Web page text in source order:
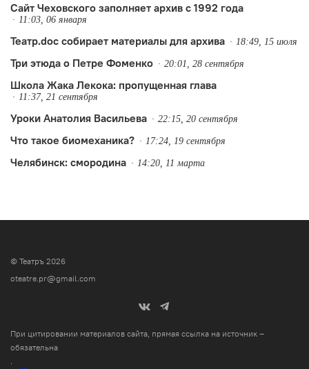
Сайт Чеховского заполняет архив с 1992 года
11:03, 06 января
Театр.doc собирает материалы для архива 18:49, 15 июля
Три этюда о Петре Фоменко 20:01, 28 сентября
Школа Жака Лекока: пропущенная глава
11:37, 21 сентября
Уроки Анатолия Васильева 22:15, 20 сентября
Что такое биомеханика? 17:24, 19 сентября
Челябинск: смородина 14:20, 11 марта
© Театръ 2026
oteatre.pr@gmail.com
При цитировании материалов сайта, прямая ссылка на источник –
обязательна
.